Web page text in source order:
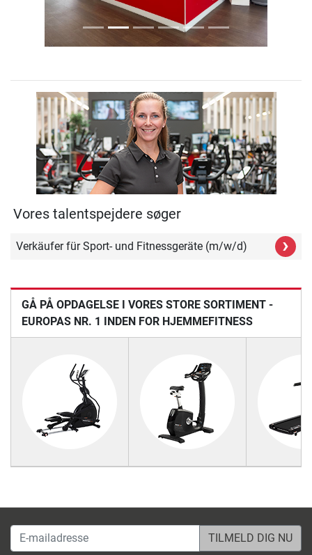
Vores talentspejdere søger
Verkäufer für Sport- und Fitnessgeräte (m/w/d) ›
GÅ PÅ OPDAGELSE I VORES STORE SORTIMENT -
EUROPAS NR. 1 INDEN FOR HJEMMEFITNESS
E-mailadresse